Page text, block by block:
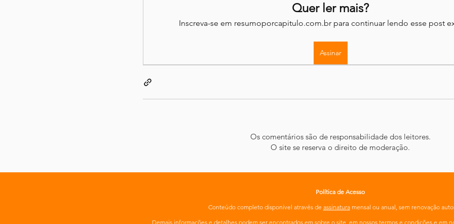
Quer ler mais?
Inscreva-se em resumoporcapitulo.com.br para continuar lendo esse post
Assinar
Os comentários são de responsabilidade dos leitores.
O site se reserva o direito de moderação.
Política de Acesso
Conteúdo completo disponível através de assinaturamensal ou anual, sem renovação
Demais informações e detalhes podem ser encontrados em sobre o site , em nossos termos e condições e em